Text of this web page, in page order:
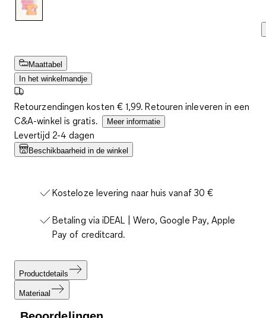
Maattabel
In het winkelmandje
Retourzendingen kosten € 1,99. Retouren inleveren in een
C&A-winkel is gratis.
Meer informatie
Levertijd 2-4 dagen
Beschikbaarheid in de winkel
Kosteloze levering naar huis vanaf 30 €
Betaling via iDEAL | Wero, Google Pay, Apple
Pay of creditcard.
Productdetails
Materiaal